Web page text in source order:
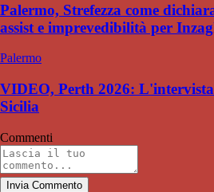
Palermo, Strefezza come
assist e imprevedibilità per
Palermo
VIDEO, Perth 2026:
Sicilia
Commenti
Invia Commento